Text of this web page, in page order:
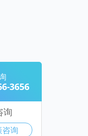
3656
询
咨询